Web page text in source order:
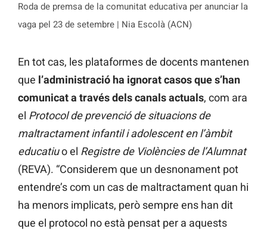
Roda de premsa de la comunitat educativa per anunciar la
vaga pel 23 de setembre | Nia Escolà (ACN)
En tot cas, les plataformes de docents mantenen
que l’administració ha ignorat casos que s’han
comunicat a través dels canals actuals, com ara
el Protocol de prevenció de situacions de
maltractament infantil i adolescent en l’àmbit
educatiuo el Registre de Violències de l’Alumnat
(REVA). “Considerem que un desnonament pot
entendre’s com un cas de maltractament quan hi
ha menors implicats, però sempre ens han dit
que el protocol no està pensat per a aquests